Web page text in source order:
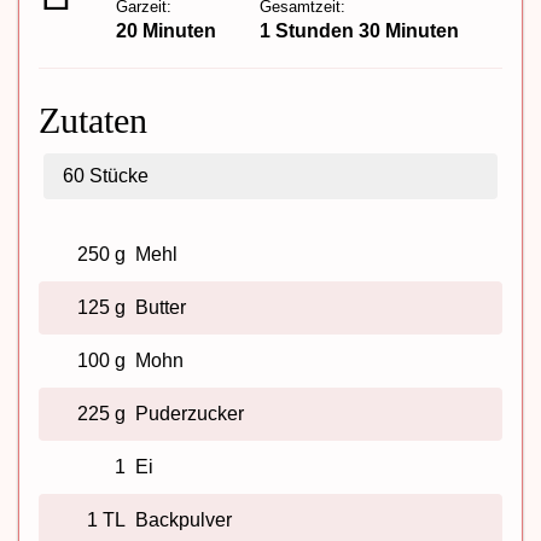
Garzeit:
20 Minuten
Gesamtzeit:
1 Stunden 30 Minuten
Zutaten
60 Stücke
250 g Mehl
125 g Butter
100 g Mohn
225 g Puderzucker
1 Ei
1 TL Backpulver